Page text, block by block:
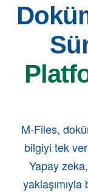
M-Files,
bilgiyi tek
Yapay